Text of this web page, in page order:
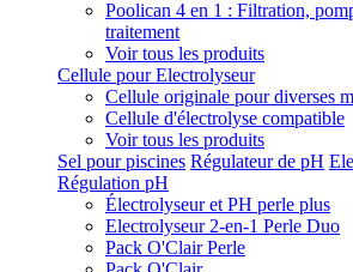
Poolican 4 en 1 : Filtration,
traitement
Voir tous les produits
Cellule pour Electrolyseur
Cellule originale pour diverses
Cellule d'électrolyse compatible
Voir tous les produits
Sel pour piscines Régulateur de pH
Régulation pH
Électrolyseur et PH perle plus
Electrolyseur 2-en-1 Perle Duo
Pack O'Clair Perle